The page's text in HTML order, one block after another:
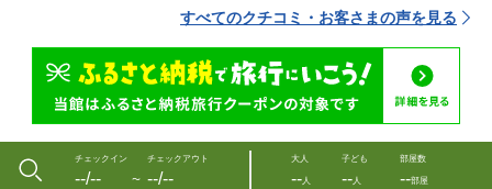
すべてのクチコミ・お客さまの声を見る
チェックイン
--/-- 〜
チェックアウト
--/--
大人
--人
子ども
--人
部屋数
--部屋